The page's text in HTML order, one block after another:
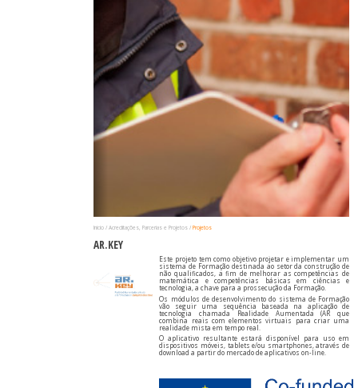
Início Acreditações, Parcerias e Projetos Projetos
AR.KEY
Este projeto tem como objetivo projetar e implementar um
sistema de Formação destinada ao setor da construção de
não qualificados, a fim de melhorar as competências de
matemática e competências básicas em ciências e
tecnologia, a chave para a prossecução da Formação.
Os módulos de desenvolvimento do sistema de Formação
vão seguir uma sequência baseada na aplicação de
tecnologia chamada Realidade Aumentada (AR que
combina reais com elementos virtuais para criar uma
realidade mista em tempo real.
O aplicativo resultante estará disponível para uso em
dispositivos móveis, tablets e/ou smartphones, através de
download a partir do mercado de aplicativos on-line.